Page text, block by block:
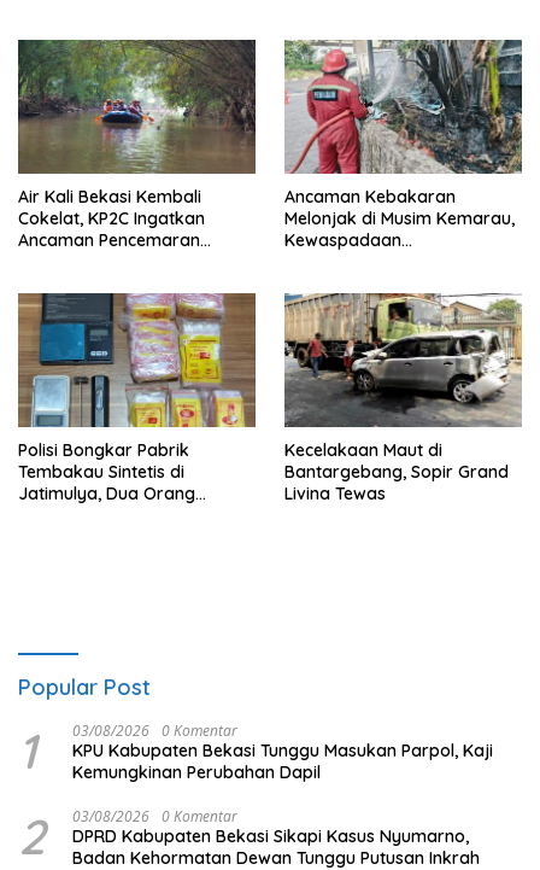
Air Kali Bekasi Kembali
Cokelat, KP2C Ingatkan
Ancaman Pencemaran
Ancaman Kebakaran
Melonjak di Musim Kemarau,
Kewaspadaan
Polisi Bongkar Pabrik
Tembakau Sintetis di
Jatimulya, Dua Orang
Kecelakaan Maut di
Bantargebang, Sopir Grand
Livina Tewas
Popular Post
1 03/08/2026 0 Komentar
KPU Kabupaten Bekasi Tunggu Masukan Parpol, Kaji
Kemungkinan Perubahan Dapil
2 03/08/2026 0 Komentar
DPRD Kabupaten Bekasi Sikapi Kasus Nyumarno,
Badan Kehormatan Dewan Tunggu Putusan Inkrah